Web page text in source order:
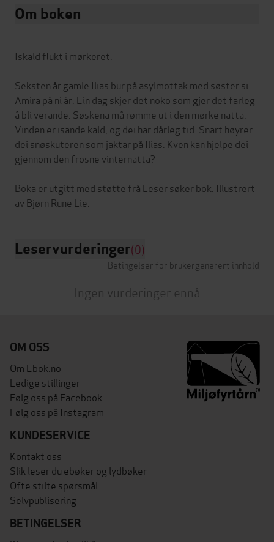
Om boken
Iskald flukt i mørkeret.
Seksten år gamle Ilias bur på asylmottak med søster si
Amira på ni år. Ein dag skjer det noko som gjer det farleg
å bli verande. Søskena må rømme ut i den mørke natta.
Vinden er isande kald, og dei har dårleg tid. Snart høyrer
dei snøskuteren som jaktar på Ilias. Kven kan hjelpe dei
gjennom den frosne vinternatta?
Boka er utgitt med støtte frå Leser søker bok. Illustrert
Leservurderinger(0)
Betingelser for brukergenerert innhold
Ingen vurderinger ennå
OM OSS
Om Ebok.no
Ledige stillinger
Følg oss på Facebook
Følg oss på Instagram
KUNDESERVICE
Kontakt oss
Slik leser du ebøker og lydbøker
Ofte stilte spørsmål
Selvpublisering
BETINGELSER